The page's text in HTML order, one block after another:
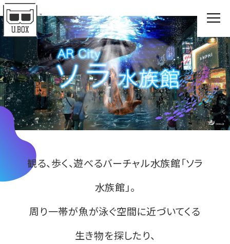
Z
観る、歩く、遊べるバーチャル水族館「ソラ
水族館」。
周り一帯が魚が泳ぐ空間に近づいてくる
生き物を探したり、